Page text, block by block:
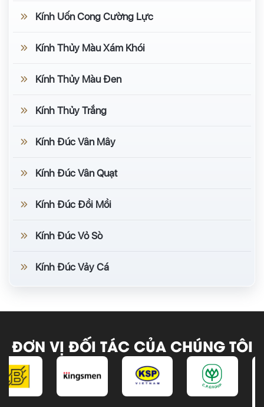
Kính Uốn Cong Cường Lực
Kính Thủy Màu Xám Khói
Kính Thủy Màu Đen
Kính Thủy Trắng
Kính Đúc Vân Mây
Kính Đúc Vân Quạt
Kính Đúc Đồi Mồi
Kính Đúc Vỏ Sò
Kính Đúc Vảy Cá
ĐƠN VỊ ĐỐI TÁC CỦA CHÚNG TÔI